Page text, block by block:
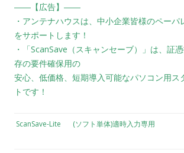
――【広告】――
・アンテナハウスは、中小企業皆様のペー
をサポートします！
・「ScanSave（スキャンセーブ）」は、証
存の要件確保用の
安心、低価格、短期導入可能なパソコン用ス
トです！
ScanSave-Lite (ソフト単体)適時入力専用